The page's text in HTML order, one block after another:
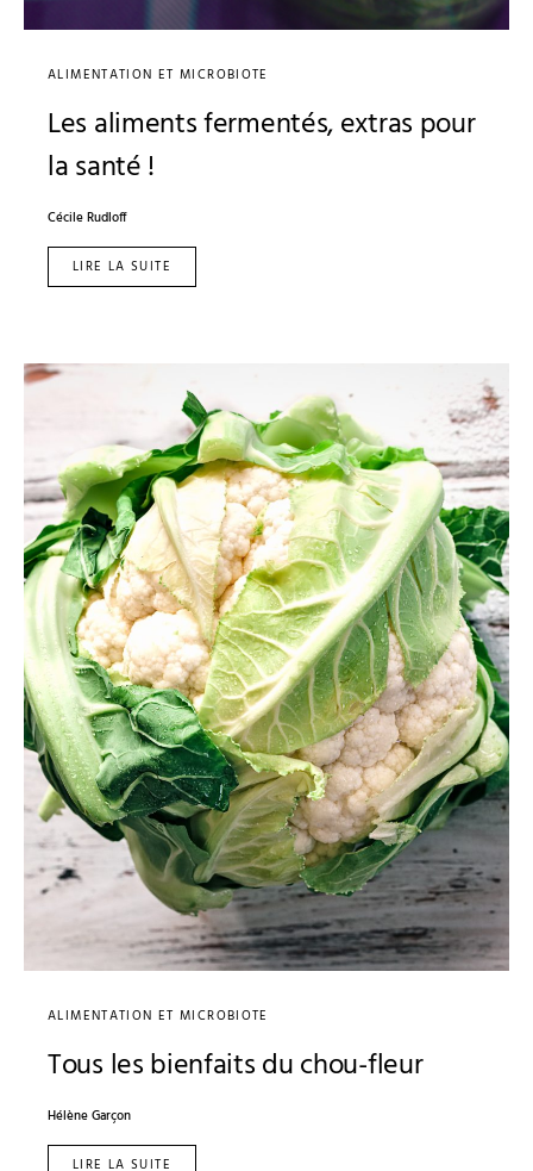
ALIMENTATION ET MICROBIOTE
Les aliments fermentés, extras pour
la santé !
Cécile Rudloff
LIRE LA SUITE
ALIMENTATION ET MICROBIOTE
Tous les bienfaits du chou-fleur
Hélène Garçon
LIRE LA SUITE